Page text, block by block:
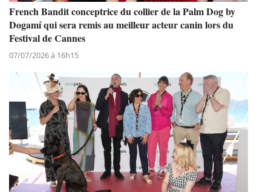
French Bandit conceptrice du collier de la Palm Dog by
Dogamí qui sera remis au meilleur acteur canin lors du
Festival de Cannes
07/07/2026 à 16h15